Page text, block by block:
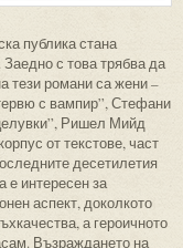
публика стана
с това трябва да
тези романи са жени –
с вампир”, Стефани
Ришел Мийд
от текстове, част
десетилетия
е интересен за
аспект, доколкото
а героичното
Възраждането на